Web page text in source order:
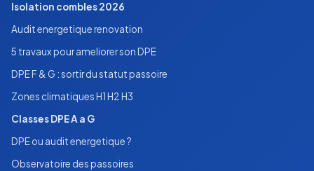
Isolation combles 2026
Audit energetique renovation
5 travaux pour ameliorer son DPE
DPE F & G : sortir du statut passoire
Zones climatiques H1 H2 H3
Classes DPE A a G
DPE ou audit energetique ?
Observatoire des passoires